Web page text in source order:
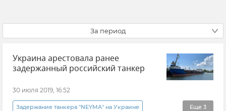
За период
Украина арестовала ранее
задержанный российский танкер
30 июля 2019, 16:52
Еще 3
Задержание танкера "NEYMA" на Украине